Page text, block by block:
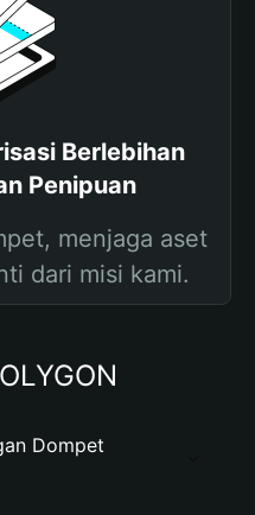
Berlebihan
Penipuan
menjaga aset
dari misi kami.
Dompet